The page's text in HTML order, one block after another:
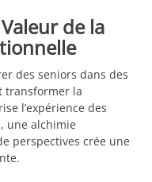
de la
des seniors dans des
transformer la
l’expérience des
une alchimie
perspectives crée une